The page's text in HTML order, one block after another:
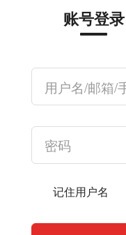
账号登录
记住用户名